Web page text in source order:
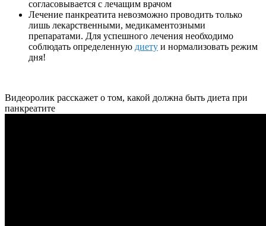
согласовывается с лечащим врачом
Лечение панкреатита невозможно проводить только
лишь лекарственными, медикаментозными
препаратами. Для успешного лечения необходимо
соблюдать определенную диету и нормализовать режим
дня!
Видеоролик расскажет о том, какой должна быть диета при
панкреатите